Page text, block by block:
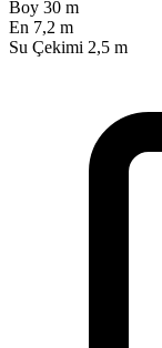
Boy 30 m
En 7,2 m
Su Çekimi 2,5 m